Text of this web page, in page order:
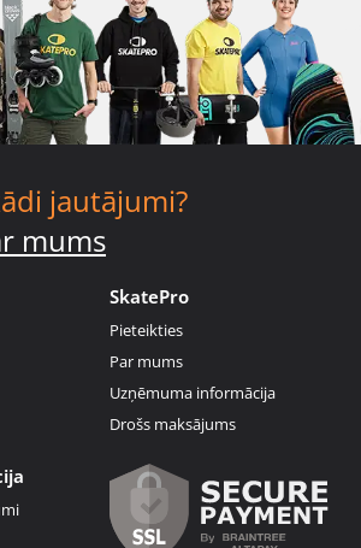
jautājumi?
mums
SkatePro
Pieteikties
Par mums
Uzņēmuma informācija
Drošs maksājums